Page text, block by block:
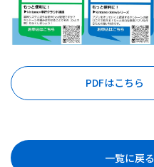
PDFはこちら
一覧に戻る